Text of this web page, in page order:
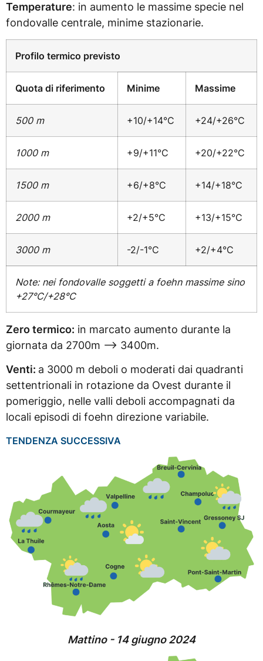
Temperature: in aumento le massime specie nel
fondovalle centrale, minime stazionarie.
Profilo termico previsto
Quota di riferimento Minime Massime
500 m +10/+14°C +24/+26°C
1000 m +9/+11°C +20/+22°C
1500 m +6/+8°C +14/+18°C
2000 m +2/+5°C +13/+15°C
3000 m -2/-1°C +2/+4°C
Note: nei fondovalle soggetti a foehn massime sino
+27°C/+28°C
Zero termico: in marcato aumento durante la
giornata da 2700m –> 3400m.
Venti: a 3000 m deboli o moderati dai quadranti
settentrionali in rotazione da Ovest durante il
pomeriggio, nelle valli deboli accompagnati da
locali episodi di foehn direzione variabile.
TENDENZA SUCCESSIVA
Mattino - 14 giugno 2024